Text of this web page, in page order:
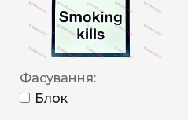
Фасування:
Блок